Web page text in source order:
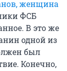
женщина
ФСБ
В это же
одной из
был
Конечно,